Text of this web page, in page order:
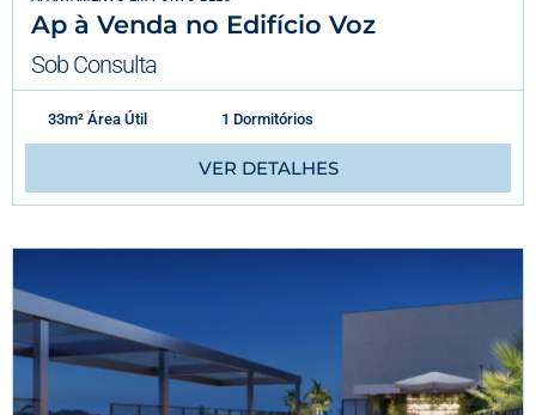
Ap à Venda no Edifício Voz
Sob Consulta
33m² Área Útil 1 Dormitórios
VER DETALHES